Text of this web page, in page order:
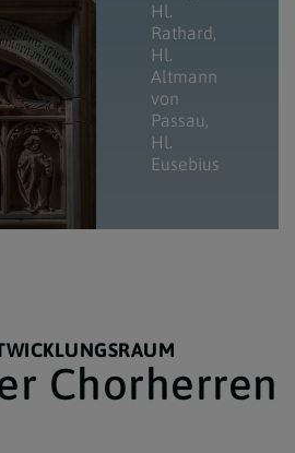
Hl.
Rathard
Hl.
Altmann
von
Passau
Hl.
Eusebius
Chorherren